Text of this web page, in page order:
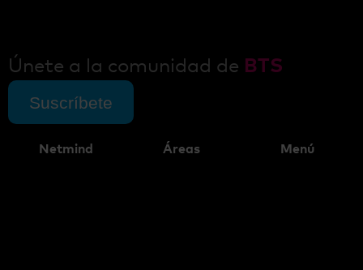
Únete a la comunidad de BTS
Suscríbete
Netmind Áreas Menú